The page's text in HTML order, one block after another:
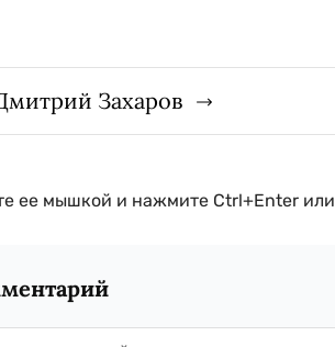
Захаров
ее мышкой и нажмите Ctrl+Enter или